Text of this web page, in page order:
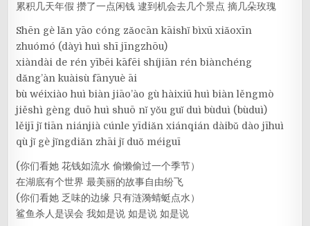
累积几天年假 攒了一点闲钱 逮到机会去几个景点 摘几朵玫瑰
Shēn gè lǎn yāo cóng zǎocān kāishǐ bìxū xiǎoxīn
zhuómó (dàyì huì shī jīngzhōu)
xiàndài de rén yībēi kāfēi shíjiān rén biànchéng
dǎng’àn kuàisù fānyuè āi
bù wéixiào huì biàn jiāo’ào gù hàixiū huì biàn lěngmò
jiěshì gèng duō huì shuō nǐ yǒu guǐ duì bùduì (bùduì)
lěijī jǐ tiān niánjià cúnle yīdiǎn xiánqián dàibǔ dào jīhuì
qù jǐ gè jǐngdiǎn zhāi jǐ duǒ méiguī
(你们看她 花钱如流水 偷懒偷过一个季节）
在湖底有个世界 最美丽的故事自由纷飞
(你们看她 乏味的边缘 只有涟漪蜻蜓点水）
鲨鱼杀人是误会 我如是说 如是说 如是说